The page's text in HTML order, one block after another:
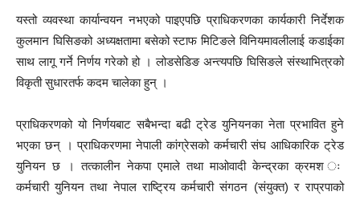
यस्तो व्यवस्था कार्यान्वयन नभएको पाइएपछि प्राधिकरणका कार्यकारी निर्देशक
कुलमान घिसिङको अध्यक्षतामा बसेको स्टाफ मिटिङले विनियमावलीलाई कडाईका
साथ लागू गर्ने निर्णय गरेको हो । लोडसेडिङ अन्त्यपछि घिसिङले संस्थाभित्रको
विकृती सुधारतर्फ कदम चालेका हुन् ।
प्राधिकरणको यो निर्णयबाट सबैभन्दा बढी ट्रेड युनियनका नेता प्रभावित हुने
भएका छन् । प्राधिकरणमा नेपाली कांग्रेसको कर्मचारी संघ आधिकारिक ट्रेड
युनियन छ । तत्कालीन नेकपा एमाले तथा माओवादी केन्द्रका क्रमश ः
कर्मचारी युनियन तथा नेपाल राष्ट्रिय कर्मचारी संगठन (संयुक्त) र राप्रपाको